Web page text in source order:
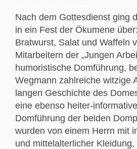
Nach dem Gottesdienst ging
in ein Fest der Ökumene
Bratwurst, Salat und Waffeln
Mitarbeitern der „Jungen
humoristische Domführung,
Wegmann zahlreiche witzige
langen Geschichte des
eine ebenso heiter-
Domführung der beiden
wurden von einem Herrn mit
und mittelalterlicher Kleidung,